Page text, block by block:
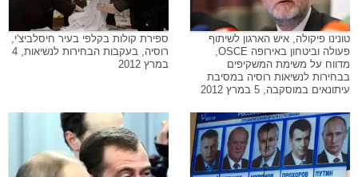
טונינו פיקולה, איש הארגון לשיתוף
מדווח על משימת המשקיפים
בבחירות לנשיאות רוסיה במסיבת
עיתונאים במוסקבה, 5 במרץ 2012
ספירת קולות בקלפי בעיר חיסלביצ'י,
רוסיה, בעקבות הבחירות לנשיאות, 4
במרץ 2012